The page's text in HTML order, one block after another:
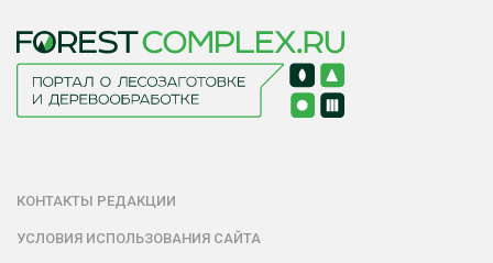
КОНТАКТЫ РЕДАКЦИИ
УСЛОВИЯ ИСПОЛЬЗОВАНИЯ САЙТА